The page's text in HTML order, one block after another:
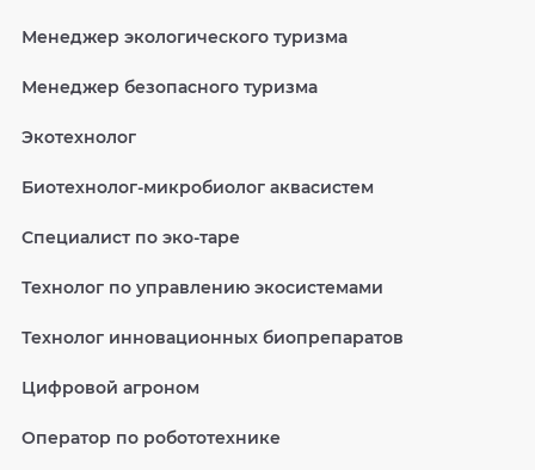
Менеджер экологического туризма
Менеджер безопасного туризма
Экотехнолог
Биотехнолог-микробиолог аквасистем
Специалист по эко-таре
Технолог по управлению экосистемами
Технолог инновационных биопрепаратов
Цифровой агроном
Оператор по робототехнике